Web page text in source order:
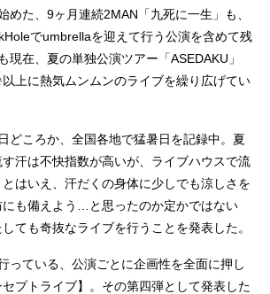
た、9ヶ月連続2MAN「九死に一生」も、
でumbrellaを迎えて行う公演を含めて残
現在、夏の単独公演ツアー「ASEDAKU」
上に熱気ムンムンのライブを繰り広げてい
どころか、全国各地で猛暑日を記録中。夏
汗は不快指数が高いが、ライブハウスで流
はいえ、汗だくの身体に少しでも涼しさを
も備えよう…と思ったのか定かではない
ても奇抜なライブを行うことを発表した。
っている、公演ごとに企画性を全面に押し
プトライブ】。その第四弾として発表した